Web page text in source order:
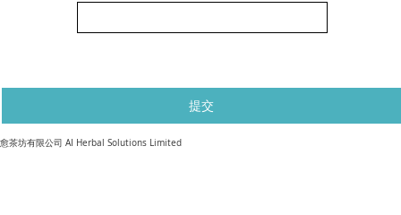
提交
​愈茶坊有限公司 AI Herbal Solutions Limited